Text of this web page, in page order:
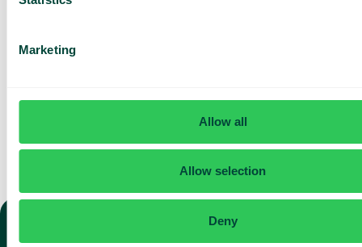
Marketing
Allow all
Allow selection
Deny